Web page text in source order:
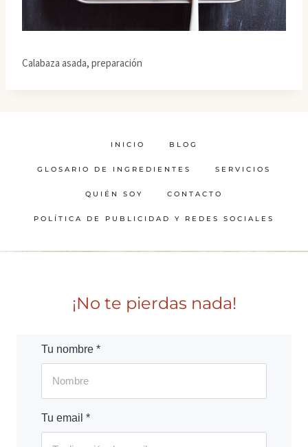
Calabaza asada, preparación
INICIO BLOG
GLOSARIO DE INGREDIENTES SERVICIOS
QUIÉN SOY CONTACTO
POLÍTICA DE PUBLICIDAD Y REDES SOCIALES
¡No te pierdas nada!
Tu nombre *
Tu email *